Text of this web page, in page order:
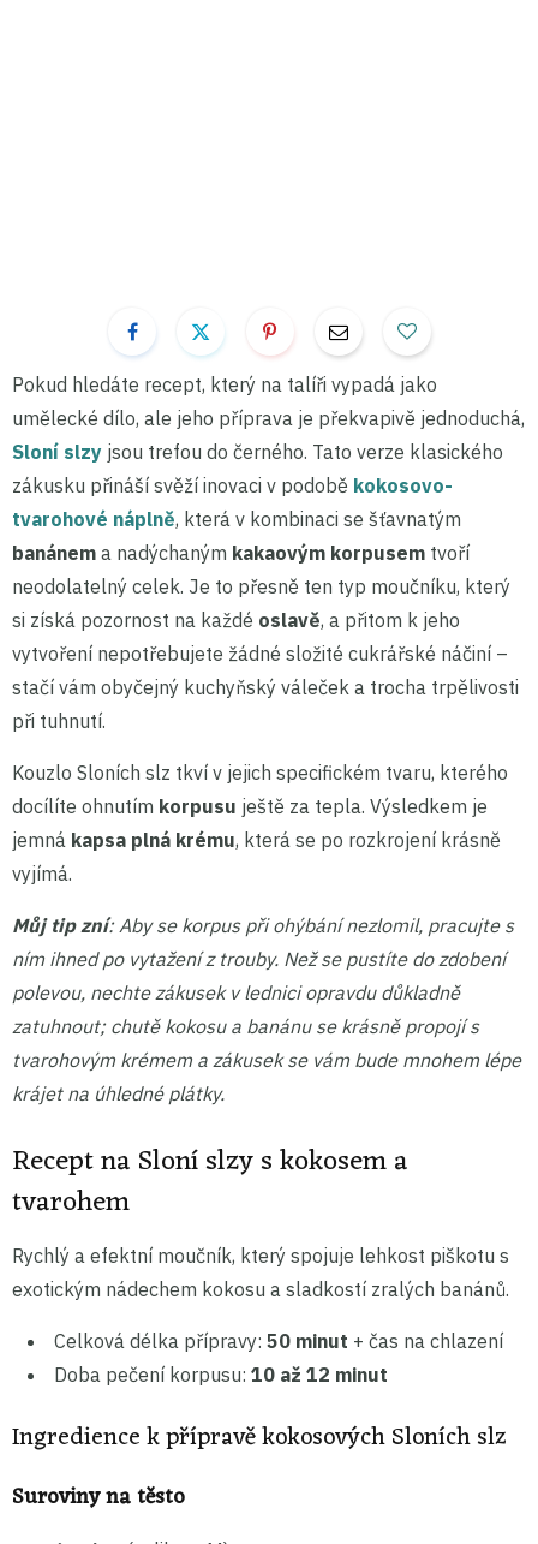
Pokud hledáte recept, který na talíři vypadá jako
umělecké dílo, ale jeho příprava je překvapivě jednoduchá,
Sloní slzy jsou trefou do černého. Tato verze klasického
zákusku přináší svěží inovaci v podobě kokosovo-
tvarohové náplně, která v kombinaci se šťavnatým
banánem a nadýchaným kakaovým korpusem tvoří
neodolatelný celek. Je to přesně ten typ moučníku, který
si získá pozornost na každé oslavě, a přitom k jeho
vytvoření nepotřebujete žádné složité cukrářské náčiní –
stačí vám obyčejný kuchyňský váleček a trocha trpělivosti
při tuhnutí.
Kouzlo Sloních slz tkví v jejich specifickém tvaru, kterého
docílíte ohnutím korpusu ještě za tepla. Výsledkem je
jemná kapsa plná krému, která se po rozkrojení krásně
vyjímá.
Můj tip zní: Aby se korpus při ohýbání nezlomil, pracujte s
ním ihned po vytažení z trouby. Než se pustíte do zdobení
polevou, nechte zákusek v lednici opravdu důkladně
zatuhnout; chutě kokosu a banánu se krásně propojí s
tvarohovým krémem a zákusek se vám bude mnohem lépe
krájet na úhledné plátky.
Recept na Sloní slzy s kokosem a
tvarohem
Rychlý a efektní moučník, který spojuje lehkost piškotu s
exotickým nádechem kokosu a sladkostí zralých banánů.
Celková délka přípravy: 50 minut + čas na chlazení
Doba pečení korpusu: 10 až 12 minut
Ingredience k přípravě kokosových Sloních slz
Suroviny na těsto